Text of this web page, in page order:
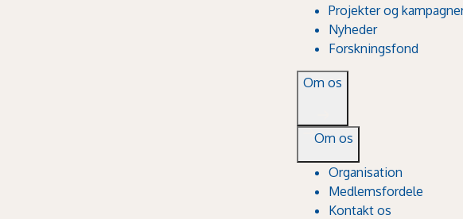
Projekter og
Nyheder
Forskningsfond
Om os
Om os
Organisation
Medlemsfordele
Kontakt os